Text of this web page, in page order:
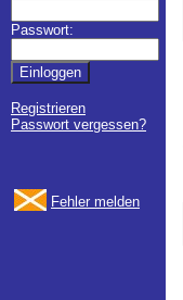
Passwort:
Registrieren
Passwort vergessen?
Fehler melden